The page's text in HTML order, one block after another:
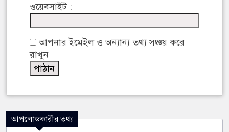
ওয়েবসাইট :
আপনার ইমেইল ও অন্যান্য তথ্য সঞ্চয় করে
রাখুন
আপলোডকারীর তথ্য